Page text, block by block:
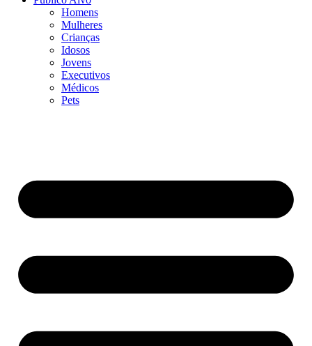
Homens
Mulheres
Crianças
Idosos
Jovens
Executivos
Médicos
Pets